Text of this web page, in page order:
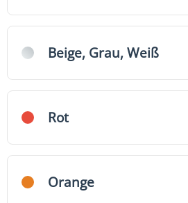
Beige, Grau, Weiß
Rot
Orange